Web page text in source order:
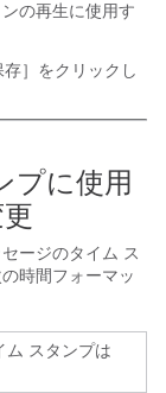
の再生に使用す
］をクリックし
プに使用
ージのタイム ス
時間フォーマッ
ム スタンプは